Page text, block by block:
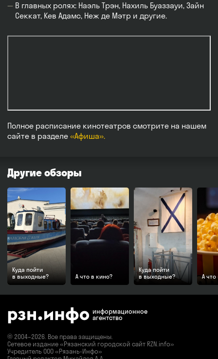
В главных ролях: Наэль Трэн, Нахиль Буаззауи, Зайн
Секкат, Кев Адамс, Неж де Мэтр и другие.
Полное расписание кинотеатров смотрите на нашем
сайте в разделе «Афиша».
Другие обзоры
Куда пойти
в выходные?
А что в кино?
Куда пойти
в выходные?
А что
информационное
агентство
© 2004–2026. Все права защищены.
Сетевое издание «Рязанский городской сайт RZN.info»
Учредитель ООО «Рязань-Инфо»